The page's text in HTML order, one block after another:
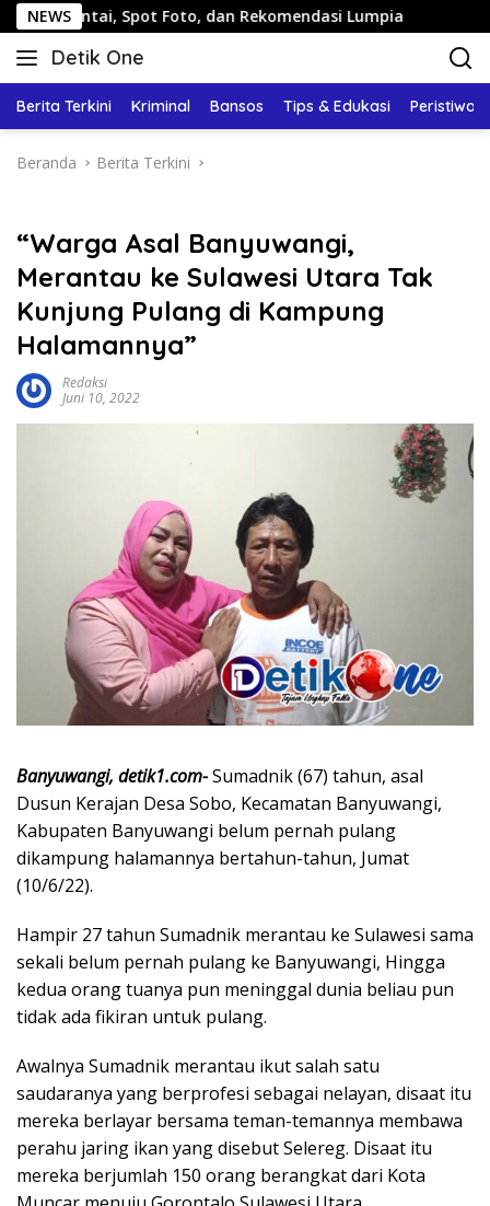
Langsung
ke
konten
NEWS
Spot Foto, dan Rekomendasi Lumpia Panduan
Detik One
Tajam
Fakta
Berita Terkini Kriminal Bansos Tips & Edukasi Peristiwa
Beranda Berita Terkini
“Warga Asal Banyuwangi,
Merantau ke Sulawesi Utara Tak
Kunjung Pulang di Kampung
Halamannya”
Redaksi
Juni 10, 2022
Banyuwangi, detik1.com-Sumadnik (67) tahun, asal
Dusun Kerajan Desa Sobo, Kecamatan Banyuwangi,
Kabupaten Banyuwangi belum pernah pulang
dikampung halamannya bertahun-tahun, Jumat
(10/6/22).
Hampir 27 tahun Sumadnik merantau ke Sulawesi sama
sekali belum pernah pulang ke Banyuwangi, Hingga
kedua orang tuanya pun meninggal dunia beliau pun
tidak ada fikiran untuk pulang.
Awalnya Sumadnik merantau ikut salah satu
saudaranya yang berprofesi sebagai nelayan, disaat itu
mereka berlayar bersama teman-temannya membawa
perahu jaring ikan yang disebut Selereg. Disaat itu
mereka berjumlah 150 orang berangkat dari Kota